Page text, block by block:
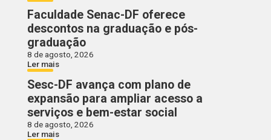
Faculdade Senac-DF oferece
descontos na graduação e pós-
graduação
8 de agosto, 2026
Ler mais
Sesc-DF avança com plano de
expansão para ampliar acesso a
serviços e bem-estar social
8 de agosto, 2026
Ler mais